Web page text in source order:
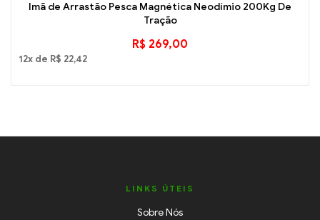
Imã de Arrastão Pesca Magnética Neodímio 200Kg De
Tração
R$ 269,00
12x de R$ 22,42
LINKS ÚTEIS
Sobre Nós